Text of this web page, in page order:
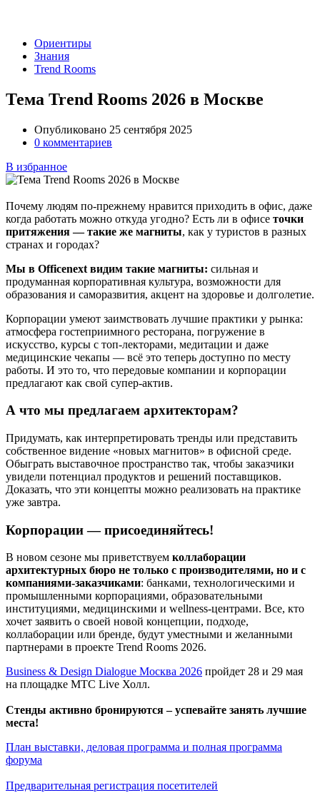
Ориентиры
Знания
Trend Rooms
Тема Trend Rooms 2026 в Москве
Опубликовано 25 сентября 2025
0 комментариев
В избранное
Почему людям по-прежнему нравится приходить в офис, даже
когда работать можно откуда угодно? Есть ли в офисе точки
притяжения — такие же магниты, как у туристов в разных
странах и городах?
Мы в Officenext видим такие магниты: сильная и
продуманная корпоративная культура, возможности для
образования и саморазвития, акцент на здоровье и долголетие.
Корпорации умеют заимствовать лучшие практики у рынка:
атмосфера гостеприимного ресторана, погружение в
искусство, курсы с топ-лекторами, медитации и даже
медицинские чекапы — всё это теперь доступно по месту
работы. И это то, что передовые компании и корпорации
предлагают как свой супер-актив.
А что мы предлагаем архитекторам?
Придумать, как интерпретировать тренды или представить
собственное видение «новых магнитов» в офисной среде.
Обыграть выставочное пространство так, чтобы заказчики
увидели потенциал продуктов и решений поставщиков.
Доказать, что эти концепты можно реализовать на практике
уже завтра.
Корпорации — присоединяйтесь!
В новом сезоне мы приветствуем коллаборации
архитектурных бюро не только с производителями, но и с
компаниями-заказчиками: банками, технологическими и
промышленными корпорациями, образовательными
институциями, медицинскими и wellness-центрами. Все, кто
хочет заявить о своей новой концепции, подходе,
коллаборации или бренде, будут уместными и желанными
партнерами в проекте Trend Rooms 2026.
Business & Design Dialogue Москва 2026 пройдет 28 и 29 мая
на площадке МТС Live Холл.
Стенды активно бронируются – успевайте занять лучшие
места!
План выставки, деловая программа и полная программа
форума
Предварительная регистрация посетителей